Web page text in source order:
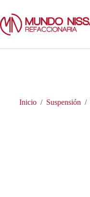
contenido
Inicio / Suspensión /